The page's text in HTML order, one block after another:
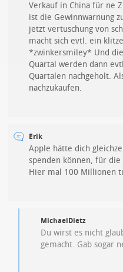
Verkauf in China für ne
ist die Gewinnwarnung
jetzt vertuschung von
macht sich evtl. ein
*zwinkersmiley* Und
Quartal werden dann
Quartalen nachgeholt.
nachzukaufen.
Erik
Apple hätte dich
spenden können, für die
Hier mal 100 Millionen
MichaelDietz
Du wirst es nicht
gemacht. Gab sogar